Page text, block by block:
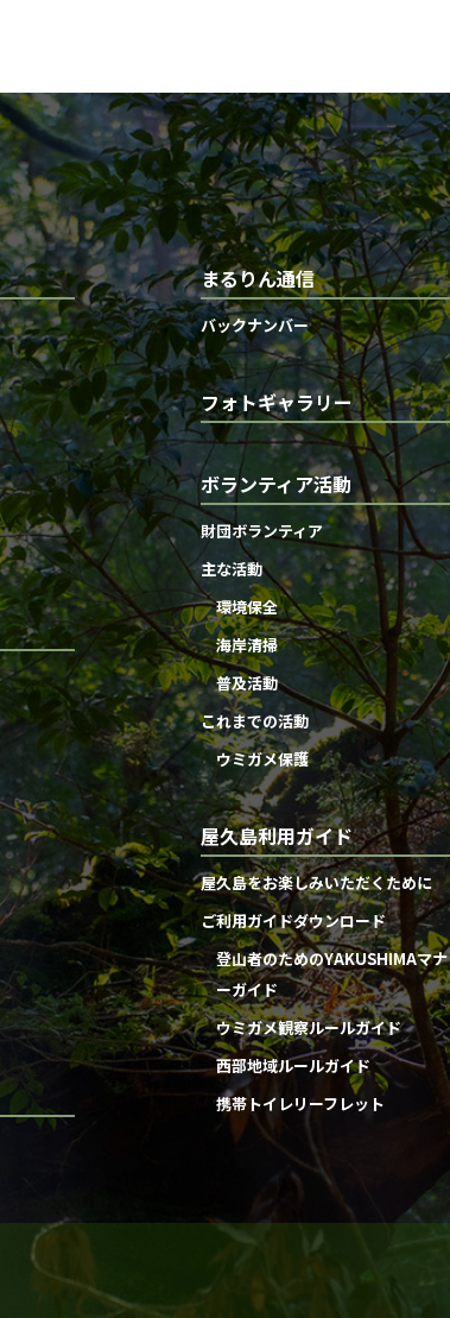
まるりん通信
バックナンバー
フォトギャラリー
ボランティア活動
財団ボランティア
主な活動
環境保全
海岸清掃
普及活動
これまでの活動
ウミガメ保護
屋久島利用ガイド
屋久島をお楽しみいただくために
ご利用ガイドダウンロード
登山者のためのYAKUSHIMAマナ
ーガイド
ウミガメ観察ルールガイド
西部地域ルールガイド
携帯トイレリーフレット